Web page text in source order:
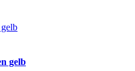
gelb